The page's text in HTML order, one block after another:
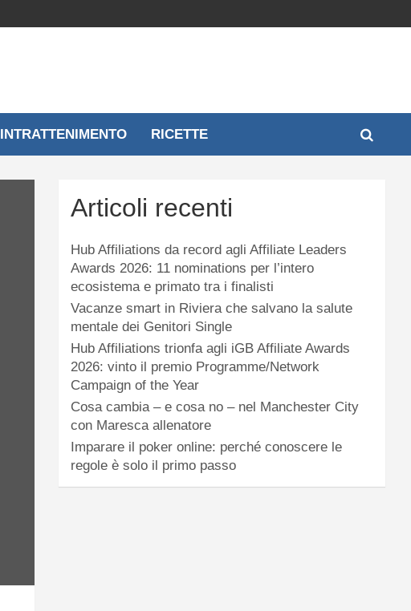
INTRATTENIMENTO RICETTE
Articoli recenti
Hub Affiliations da record agli Affiliate Leaders
Awards 2026: 11 nominations per l’intero
ecosistema e primato tra i finalisti
Vacanze smart in Riviera che salvano la salute
mentale dei Genitori Single
Hub Affiliations trionfa agli iGB Affiliate Awards
2026: vinto il premio Programme/Network
Campaign of the Year
Cosa cambia – e cosa no – nel Manchester City
con Maresca allenatore
Imparare il poker online: perché conoscere le
regole è solo il primo passo